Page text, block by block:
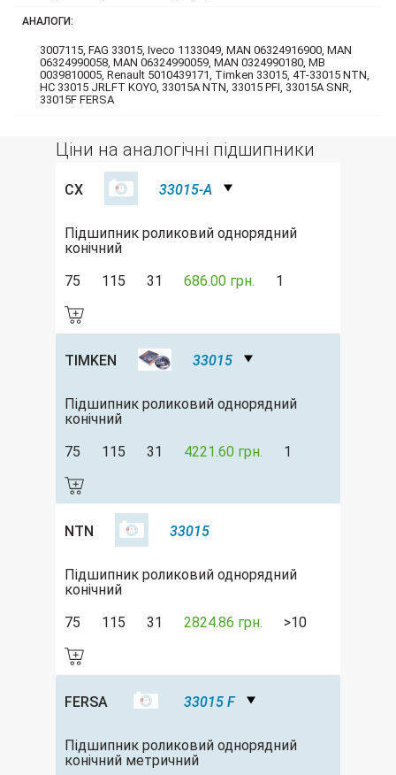
АНАЛОГИ:
3007115, FAG 33015, Iveco 1133049, MAN 06324916900, MAN
06324990058, MAN 06324990059, MAN 0324990180, MB
0039810005, Renault 5010439171, Timken 33015, 4T-33015 NTN,
HC 33015 JRLFT KOYO, 33015A NTN, 33015 PFI, 33015A SNR,
33015F FERSA
Ціни на аналогічні підшипники
CX 33015-A
Підшипник роликовий однорядний
конічний
75
115 31 686.00 грн. 1
TIMKEN 33015
Підшипник роликовий однорядний
конічний
75
115 31 4221.60 грн. 1
NTN 33015
Підшипник роликовий однорядний
конічний
75
115 31 2824.86 грн. >10
FERSA 33015 F
Підшипник роликовий однорядний
конічний метричний